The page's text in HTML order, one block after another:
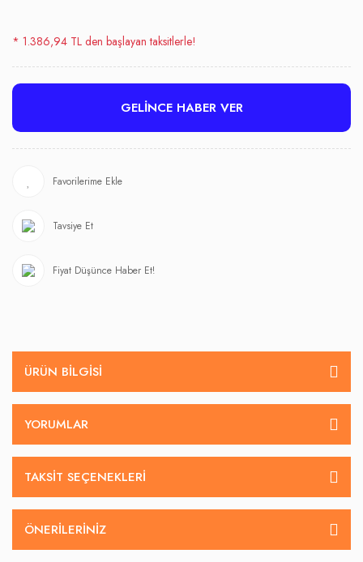
* 1.386,94 TL den başlayan taksitlerle!
GELİNCE HABER VER
Tavsiye Et
Fiyat Düşünce Haber Et!
ÜRÜN BILGISI
YORUMLAR
TAKSIT SEÇENEKLERI
ÖNERILERINIZ